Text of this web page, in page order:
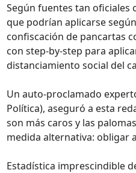
Según fuentes tan oficiales
que podrían aplicarse
confiscación de pancartas
con step-by-step para
distanciamiento social del
Un auto-proclamado
Política), aseguró a esta
son más caros y las
medida alternativa: obligar
Estadística imprescindible